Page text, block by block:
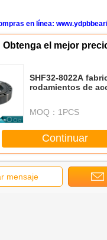
en línea:
Obtenga el mejor
SHF32-8022A
rodamientos de
rodamientos de
MOQ： 1PCS
Continuar
de rodillos
mensaje